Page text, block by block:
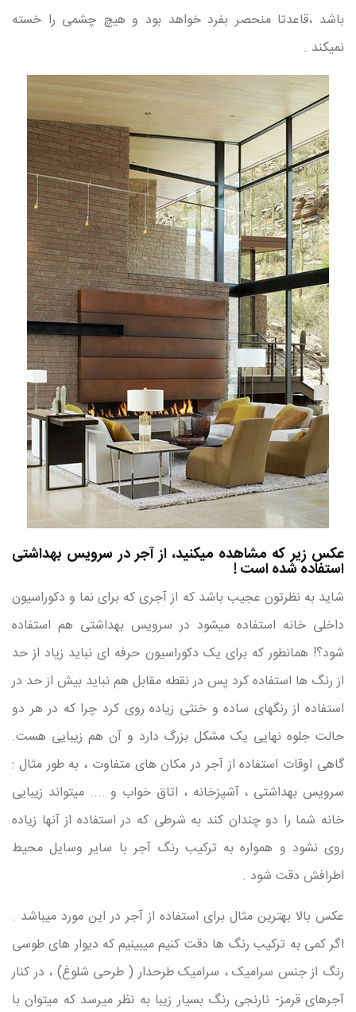
باشد ،قاعدتا منحصر بفرد خواهد بود و هیچ چشمی را خسته
نمیکند .
عکس زیر که مشاهده میکنید، از آجر در سرویس بهداشتی
استفاده شده است !
شاید به نظرتون عجیب باشد که از آجری که برای نما و دکوراسیون
داخلی خانه استفاده میشود در سرویس بهداشتی هم استفاده
شود؟! همانطور که برای یک دکوراسیون حرفه ای نباید زیاد از حد
از رنگ ها استفاده کرد پس در نقطه مقابل هم نباید بیش از حد در
استفاده از رنگهای ساده و خنثی زیاده روی کرد چرا که در هر دو
حالت جلوه نهایی یک مشکل بزرگ دارد و آن هم زیبایی هست.
گاهی اوقات استفاده از آجر در مکان های متفاوت ، به طور مثال :
سرویس بهداشتی ، آشپزخانه ، اتاق خواب و .... میتواند زیبایی
خانه شما را دو چندان کند به شرطی که در استفاده از آنها زیاده
روی نشود و همواره به ترکیب رنگ آجر با سایر وسایل محیط
اطرافش دقت شود .
عکس بالا بهترین مثال برای استفاده از آجر در این مورد میباشد .
اگر کمی به ترکیب رنگ ها دقت کنیم میبینیم که دیوار های طوسی
رنگ از جنس سرامیک ، سرامیک طرحدار ( طرحی شلوغ) ، در کنار
آجرهای قرمز- نارنجی رنگ بسیار زیبا به نظر میرسد که میتوان با